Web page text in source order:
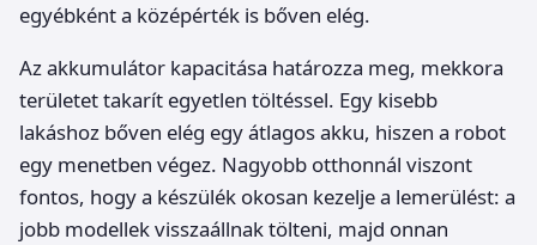
egyébként a középérték is bőven elég.
Az akkumulátor kapacitása határozza meg, mekkora
területet takarít egyetlen töltéssel. Egy kisebb
lakáshoz bőven elég egy átlagos akku, hiszen a robot
egy menetben végez. Nagyobb otthonnál viszont
fontos, hogy a készülék okosan kezelje a lemerülést: a
jobb modellek visszaállnak tölteni, majd onnan